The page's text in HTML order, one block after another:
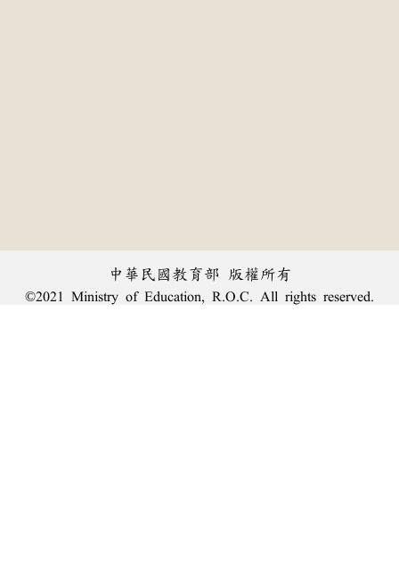
中華民國教育部 版權所有
©2021 Ministry of Education, R.O.C. All rights reserved.